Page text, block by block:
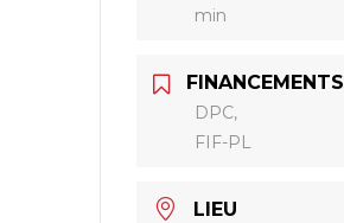
min
FINANCEMENTS
DPC,
FIF-PL
LIEU